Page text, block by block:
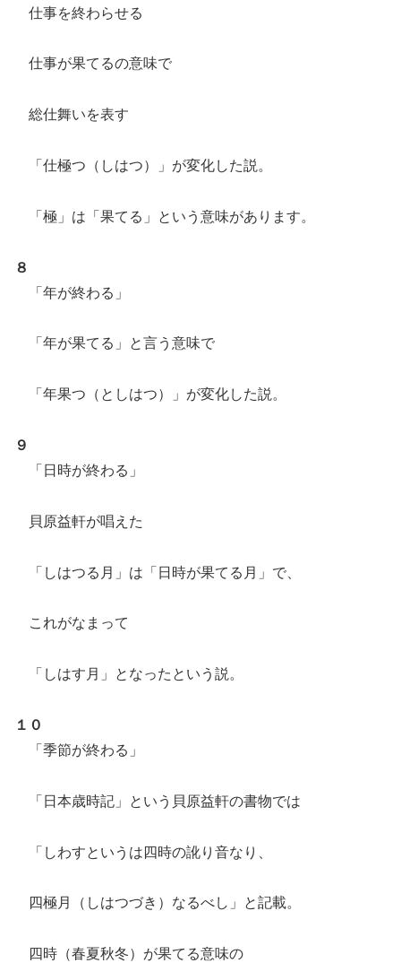
仕事を終わらせる
仕事が果てるの意味で
総仕舞いを表す
「仕極つ（しはつ）」が変化した説。
「極」は「果てる」という意味があります。
８
「年が終わる」
「年が果てる」と言う意味で
「年果つ（としはつ）」が変化した説。
９
「日時が終わる」
貝原益軒が唱えた
「しはつる月」は「日時が果てる月」で、
これがなまって
「しはす月」となったという説。
１０
「季節が終わる」
「日本歳時記」という貝原益軒の書物では
「しわすというは四時の訛り音なり、
四極月（しはつづき）なるべし」と記載。
四時（春夏秋冬）が果てる意味の